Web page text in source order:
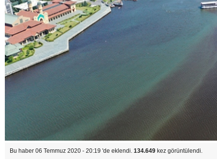
Bu haber 06 Temmuz 2020 - 20:19 'de eklendi. 134.649 kez görüntülendi.